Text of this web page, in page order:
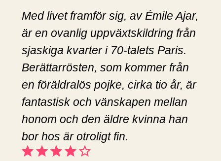
Med livet framför sig, av Émile Ajar,
är en ovanlig uppväxtskildring från
sjaskiga kvarter i 70-talets Paris.
Berättarrösten, som kommer från
en föräldralös pojke, cirka tio år, är
fantastisk och vänskapen mellan
honom och den äldre kvinna han
bor hos är otroligt fin.